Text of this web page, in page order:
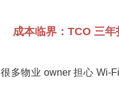
成本临界：TCO 三
很多物业 owner 担心 Wi-